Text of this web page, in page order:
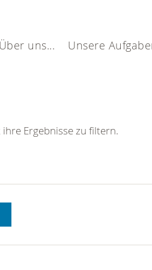
Über uns... Unsere
Ergebnisse zu filtern.